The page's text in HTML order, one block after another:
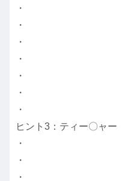
・
・
・
・
・
・
・
ヒント3：ティー〇ャー
・
・
・